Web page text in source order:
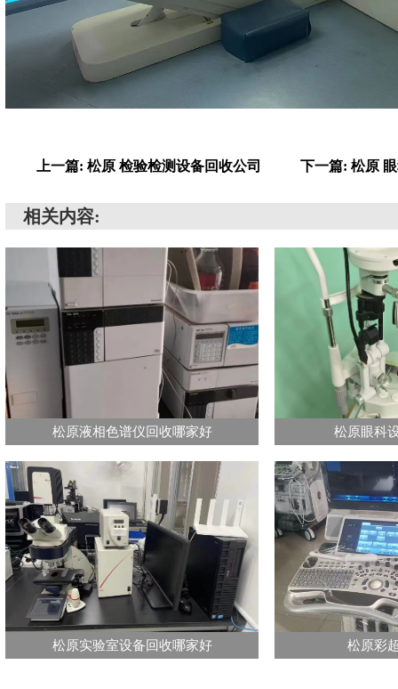
上一篇: 松原 检验检测设备回收公司 下一篇: 松原
相关内容:
松原液相色谱仪回收哪家好 松原眼科
松原实验室设备回收哪家好 松原彩